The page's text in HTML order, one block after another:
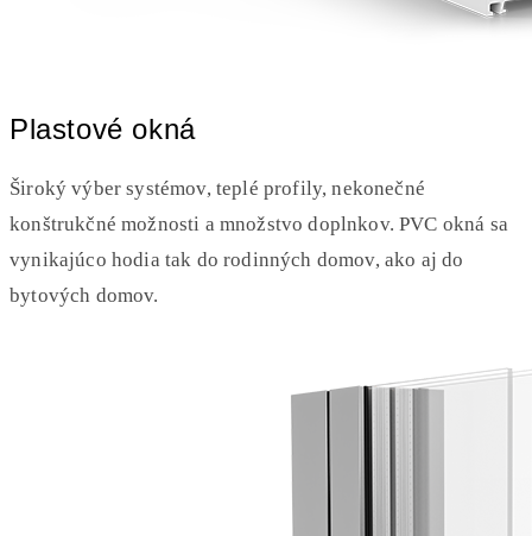
Plastové okná
Široký výber systémov, teplé profily, nekonečné
konštrukčné možnosti a množstvo doplnkov. PVC okná sa
vynikajúco hodia tak do rodinných domov, ako aj do
bytových domov.